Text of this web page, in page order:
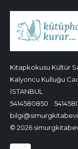
Kitapkokusu Kültür
Kalyoncu Kulluğu
İSTANBUL
5414580850
© 2026